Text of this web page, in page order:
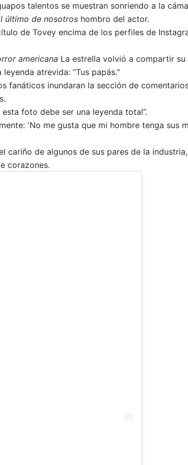
talentos se muestran sonriendo a la
último de nosotros hombro del actor.
de Tovey encima de los perfiles de
americana La estrella volvió a compartir
atrevida: “Tus papás."
fanáticos inundaran la sección de
foto debe ser una leyenda total”.
'No me gusta que mi hombre tenga sus
cariño de algunos de sus pares de la
corazones.